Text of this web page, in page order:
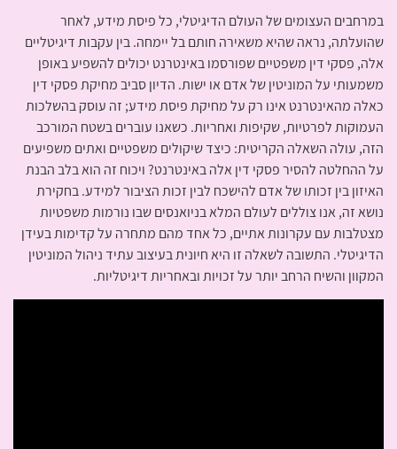
במרחבים העצומים של העולם הדיגיטלי, כל פיסת מידע, לאחר
שהועלתה, נראה שהיא משאירה חותם בל יימחה. בין עקבות דיגיטליים
אלה, פסקי דין משפטיים שפורסמו באינטרנט יכולים להשפיע באופן
משמעותי על המוניטין של אדם או ישות. הדיון סביב מחיקת פסקי דין
כאלה מהאינטרנט אינו רק על מחיקת פיסת מידע; זה עוסק בהשלכות
העמוקות לפרטיות, שקיפות ואחריות. כשאנו עוברים בשטח המורכב
הזה, עולה השאלה הקריטית: כיצד שיקולים משפטיים ואתים משפיעים
על ההחלטה להסיר פסקי דין אלה באינטרנט? ויכוח זה הוא בלב הבנת
האיזון בין זכותו של אדם להישכח לבין זכות הציבור למידע. בחקירת
נושא זה, אנו צוללים לעולם המלא בניואנסים שבו נורמות משפטיות
מצטלבות עם עקרונות אתיים, כל אחד מהם מתחרה על קדימות בעידן
הדיגיטלי. התשובה לשאלה זו היא חיונית בעיצוב עתיד ניהול המוניטין
המקוון והשיח הרחב יותר על זכויות ובאחריות דיגיטליות.